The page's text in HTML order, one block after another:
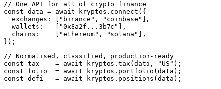
// One API for all of crypto finance
const data = await kryptos. connect
  exchanges: [
"binance" , "coinbase"
  wallets:   [
"0x8a2f...3b7c"
  chains:    [
"ethereum" , "solana"
});
// Normalised, classified, production-ready
const tax    = await kryptos. tax (data, "US"
const folio  = await kryptos. portfolio
const defi   = await kryptos. positions (data);